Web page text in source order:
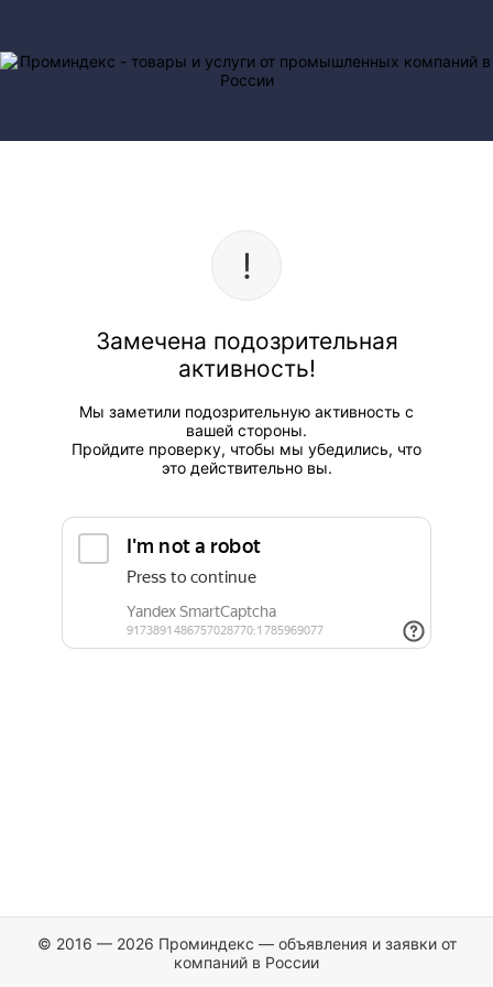
Замечена подозрительная
активность!
Мы заметили подозрительную активность с
вашей стороны.
Пройдите проверку, чтобы мы убедились, что
это действительно вы.
© 2016 — 2026 Проминдекс — объявления и заявки от
компаний в России